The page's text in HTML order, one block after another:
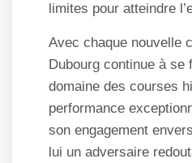
limites pour atteindre
Avec chaque nouvelle
Dubourg continue à se
domaine des courses
performance
son engagement
lui un adversaire